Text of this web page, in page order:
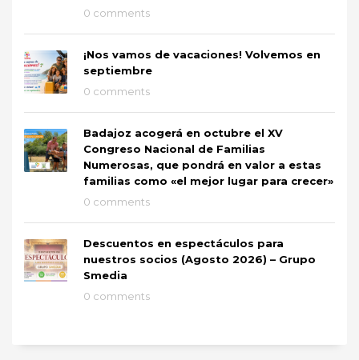
0 comments
¡Nos vamos de vacaciones! Volvemos en
septiembre
0 comments
Badajoz acogerá en octubre el XV
Congreso Nacional de Familias
Numerosas, que pondrá en valor a estas
familias como «el mejor lugar para crecer»
0 comments
Descuentos en espectáculos para
nuestros socios (Agosto 2026) – Grupo
Smedia
0 comments